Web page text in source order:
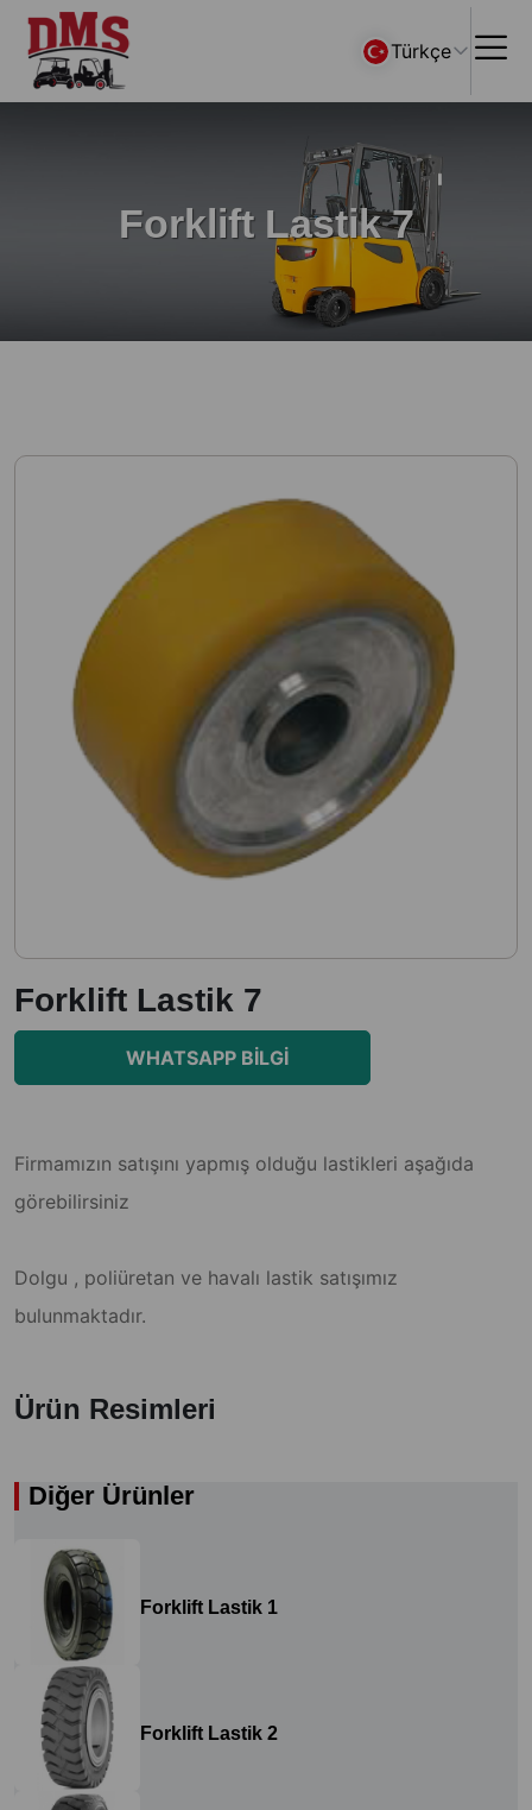
Türkçe
Forklift Lastik 7
Forklift Lastik 7
WHATSAPP BILGI
Firmamızın satışını yapmış olduğu lastikleri aşağıda
görebilirsiniz
Dolgu , poliüretan ve havalı lastik satışımız
bulunmaktadır.
Ürün Resimleri
Diğer Ürünler
Forklift Lastik 1
Forklift Lastik 2